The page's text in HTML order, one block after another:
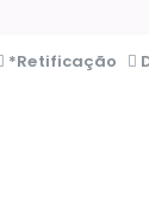
*Retificação